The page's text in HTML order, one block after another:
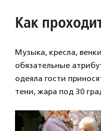
Как
Музыка, кресла,
обязательные
одеяла гости
тени, жара под 30